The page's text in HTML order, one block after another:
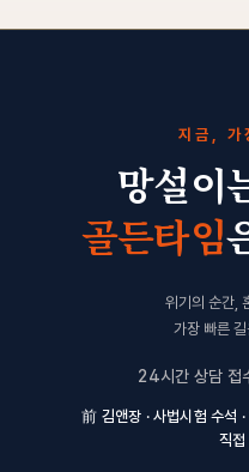
지금, 가
망설이
골든타임
위기의 순간,
가장 빠른
24시간 상담 접
前 김앤장 · 사법시험 수석
직